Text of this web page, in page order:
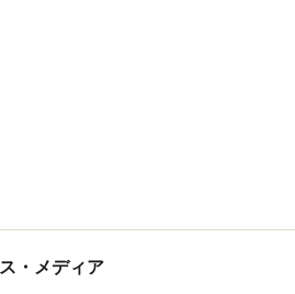
・メディア